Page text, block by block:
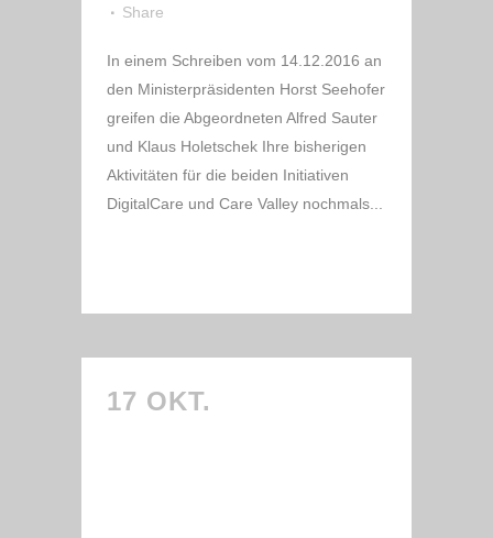
Share
In einem Schreiben vom 14.12.2016 an
den Ministerpräsidenten Horst Seehofer
greifen die Abgeordneten Alfred Sauter
und Klaus Holetschek Ihre bisherigen
Aktivitäten für die beiden Initiativen
DigitalCare und Care Valley nochmals...
17 OKT.